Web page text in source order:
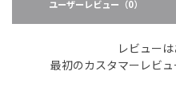
ユーザーレビュー （0）
レビューは
最初のカスタマーレビ